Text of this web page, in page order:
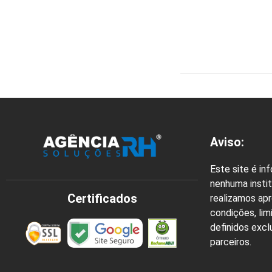
Certificados
Aviso:
Este site é
nenhuma
realizamos
condições,
definidos
parceiros.